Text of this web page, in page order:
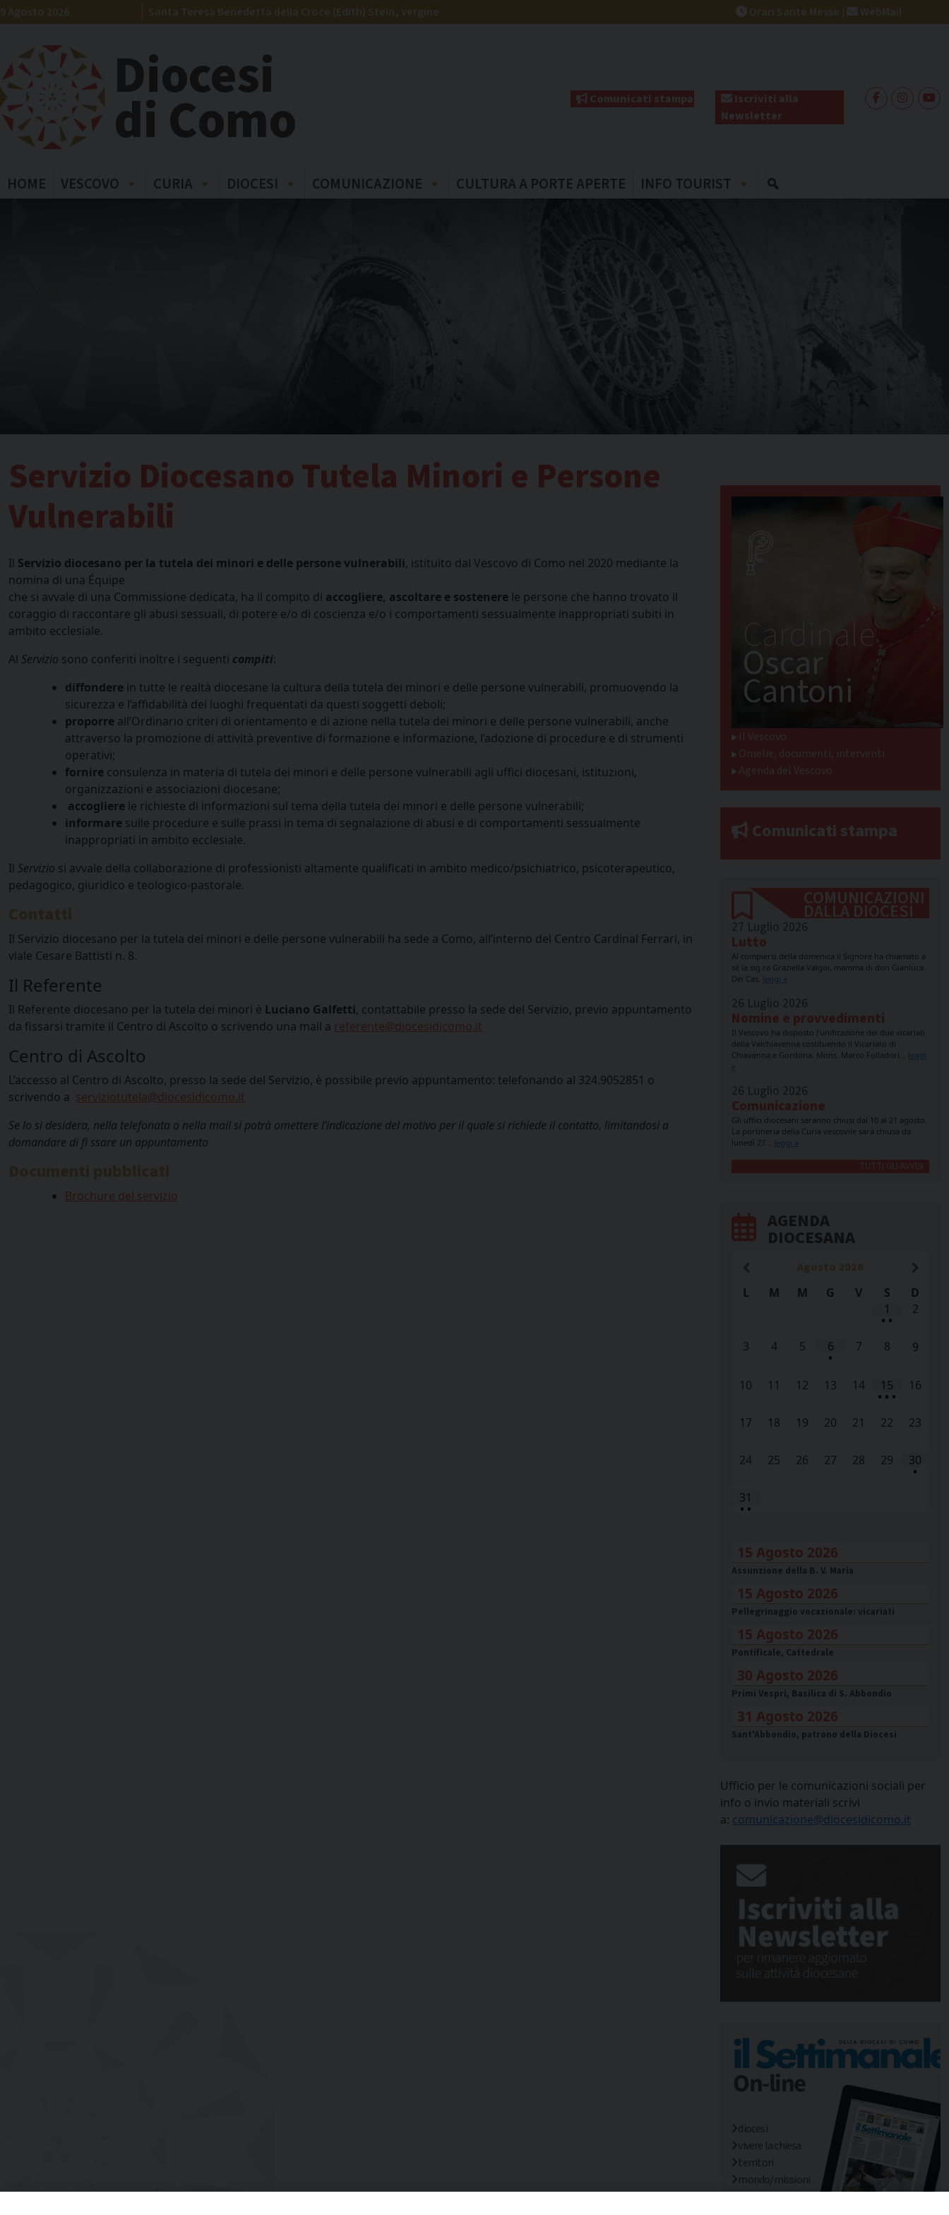
Skip
to
9 Agosto 2026 Santa Teresa Benedetta della Croce (Edith) Stein, vergine Orari Sante Messe | WebMail
Diocesi
di Como Comunicati stampa
Iscriviti alla
Newsletter
HOME VESCOVO CURIA DIOCESI COMUNICAZIONE CULTURA A PORTE APERTE INFO TOURIST
Servizio Diocesano Tutela Minori e Persone
Vulnerabili
Il Servizio diocesano per la tutela dei minori e delle persone vulnerabili, istituito dal Vescovo di Como nel 2020 mediante la
nomina di una Équipe
che si avvale di una Commissione dedicata, ha il compito di accogliere, ascoltare e sostenere le persone che hanno trovato il
coraggio di raccontare gli abusi sessuali, di potere e/o di coscienza e/o i comportamenti sessualmente inappropriati subiti in
ambito ecclesiale.
Al Servizio sono conferiti inoltre i seguenti compiti:
diffondere in tutte le realtà diocesane la cultura della tutela dei minori e delle persone vulnerabili, promuovendo la
sicurezza e l’affidabilità dei luoghi frequentati da questi soggetti deboli;
proporre all’Ordinario criteri di orientamento e di azione nella tutela dei minori e delle persone vulnerabili, anche
attraverso la promozione di attività preventive di formazione e informazione, l’adozione di procedure e di strumenti
operativi;
fornire consulenza in materia di tutela dei minori e delle persone vulnerabili agli uffici diocesani, istituzioni,
organizzazioni e associazioni diocesane;
accogliere le richieste di informazioni sul tema della tutela dei minori e delle persone vulnerabili;
informare sulle procedure e sulle prassi in tema di segnalazione di abusi e di comportamenti sessualmente
inappropriati in ambito ecclesiale.
Il Servizio si avvale della collaborazione di professionisti altamente qualificati in ambito medico/psichiatrico, psicoterapeutico,
pedagogico, giuridico e teologico-pastorale.
Il Servizio diocesano per la tutela dei minori e delle persone vulnerabili ha sede a Como, all’interno del Centro Cardinal Ferrari, in
viale Cesare Battisti n. 8.
Il Referente
Il Referente diocesano per la tutela dei minori è Luciano Galfetti, contattabile presso la sede del Servizio, previo appuntamento
da fissarsi tramite il Centro di Ascolto o scrivendo una mail a referente@diocesidicomo.it
Centro di Ascolto
L’accesso al Centro di Ascolto, presso la sede del Servizio, è possibile previo appuntamento: telefonando al 324.9052851 o
scrivendo a serviziotutela@diocesidicomo.it
Se lo si desidera, nella telefonata o nella mail si potrà omettere l’indicazione del motivo per il quale si richiede il contatto, limitandosi a
domandare di fi ssare un appuntamento
Brochure del servizio
Cardinale
Oscar
Cantoni
Il Vescovo
Omelie, documenti, interventi
Agenda del Vescovo
Comunicati stampa
COMUNICAZIONI
DALLA DIOCESI
27 Luglio 2026
Lutto
Al compiersi della domenica il Signore ha chiamato a
sé la sig.ra Graziella Valgoi, mamma di don Gianluca
Dei Cas. leggi »
26 Luglio 2026
Nomine e provvedimenti
Il Vescovo ha disposto l’unificazione dei due vicariati
della Valchiavenna costituendo il Vicariato di
Chiavenna e Gordona. Mons. Marco Folladori… leggi
»
26 Luglio 2026
Comunicazione
Gli uffici diocesani saranno chiusi dal 10 al 21 agosto.
La portineria della Curia vescovile sarà chiusa da
lunedì 27… leggi »
TUTTI GLI AVVISI
AGENDA
DIOCESANA
L
M M G V S
D
1
• •
2
3 4 5 6
•
7 8 9
10 11 12 13 14 15
• • •
16
17 18 19 20 21 22 23
24 25 26 27 28 29 30
•
31
• •
15 Agosto 2026
Assunzione della B. V. Maria
15 Agosto 2026
Pellegrinaggio vocazionale: vicariati
15 Agosto 2026
Pontificale, Cattedrale
30 Agosto 2026
Primi Vespri, Basilica di S. Abbondio
31 Agosto 2026
Sant'Abbondio, patrono della Diocesi
Ufficio per le comunicazioni sociali per
info o invio materiali scrivi
a: comunicazione@diocesidicomo.it
diocesi
vivere la chiesa
territori
mondo/missioni